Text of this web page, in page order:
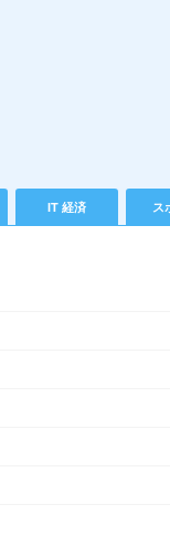
IT 経済 ス